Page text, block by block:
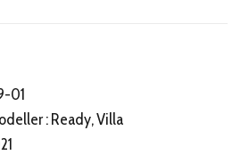
01
: Ready, Villa